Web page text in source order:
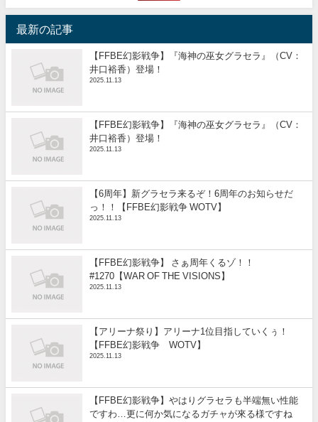
最新の記事
【FFBE幻影戦争】『海神の巫女グラセラ』（CV：
井口裕香）登場！
2025.11.13
【FFBE幻影戦争】『海神の巫女グラセラ』（CV：
井口裕香）登場！
2025.11.13
【6周年】新グラセラ来るぞ！6周年のお知らせだ
っ！！【FFBE幻影戦争 WOTV】
2025.11.13
【FFBE幻影戦争】 さぁ周年くるゾ！！
#1270【WAR OF THE VISIONS】
2025.11.13
【アリーナ祭り】アリーナ1位目指していくぅ！
【FFBE幻影戦争 WOTV】
2025.11.13
【FFBE幻影戦争】やはりグラセラも半端無い性能
ですわ…更に何か気になるガチャが來る様ですね